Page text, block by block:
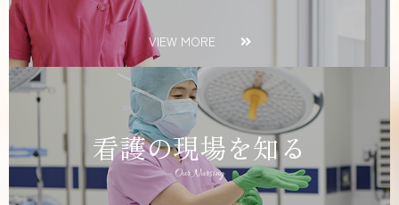
VIEW MORE
看護の現場を知る
Our Nursing